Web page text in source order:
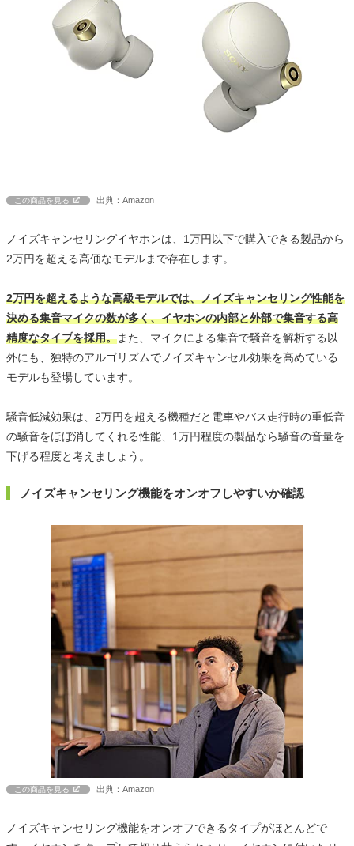
この商品を見る 出典：Amazon
ノイズキャンセリングイヤホンは、1万円以下で購入できる製品から
2万円を超える高価なモデルまで存在します。
2万円を超えるような高級モデルでは、ノイズキャンセリング性能を
決める集音マイクの数が多く、イヤホンの内部と外部で集音する高
精度なタイプを採用。また、マイクによる集音で騒音を解析する以
外にも、独特のアルゴリズムでノイズキャンセル効果を高めている
モデルも登場しています。
騒音低減効果は、2万円を超える機種だと電車やバス走行時の重低音
の騒音をほぼ消してくれる性能、1万円程度の製品なら騒音の音量を
下げる程度と考えましょう。
ノイズキャンセリング機能をオンオフしやすいか確認
この商品を見る 出典：Amazon
ノイズキャンセリング機能をオンオフできるタイプがほとんどで